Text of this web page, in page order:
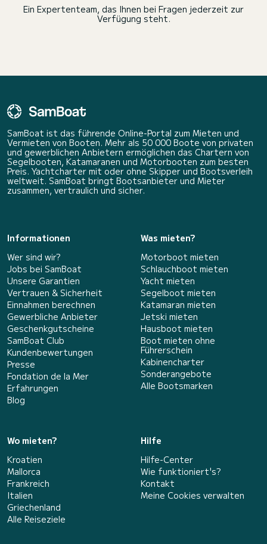
Ein Expertenteam, das Ihnen bei Fragen jederzeit zur
Verfügung steht.
SamBoat ist das führende Online-Portal zum Mieten und
Vermieten von Booten. Mehr als 50 000 Boote von privaten
und gewerblichen Anbietern ermöglichen das Chartern von
Segelbooten, Katamaranen und Motorbooten zum besten
Preis. Yachtcharter mit oder ohne Skipper und Bootsverleih
weltweit. SamBoat bringt Bootsanbieter und Mieter
zusammen, vertraulich und sicher.
Informationen
Wer sind wir?
Jobs bei SamBoat
Unsere Garantien
Vertrauen & Sicherheit
Einnahmen berechnen
Gewerbliche Anbieter
Geschenkgutscheine
SamBoat Club
Kundenbewertungen
Presse
Fondation de la Mer
Erfahrungen
Blog
Was mieten?
Motorboot mieten
Schlauchboot mieten
Yacht mieten
Segelboot mieten
Katamaran mieten
Jetski mieten
Hausboot mieten
Boot mieten ohne
Führerschein
Kabinencharter
Sonderangebote
Alle Bootsmarken
Wo mieten?
Kroatien
Mallorca
Frankreich
Italien
Griechenland
Alle Reiseziele
Hilfe
Hilfe-Center
Wie funktioniert's?
Kontakt
Meine Cookies verwalten